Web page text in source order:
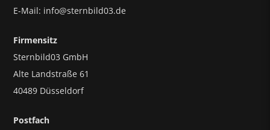
E-Mail: info@sternbild03.de
Firmensitz
Sternbild03 GmbH
Alte Landstraße 61
40489 Düsseldorf
Postfach